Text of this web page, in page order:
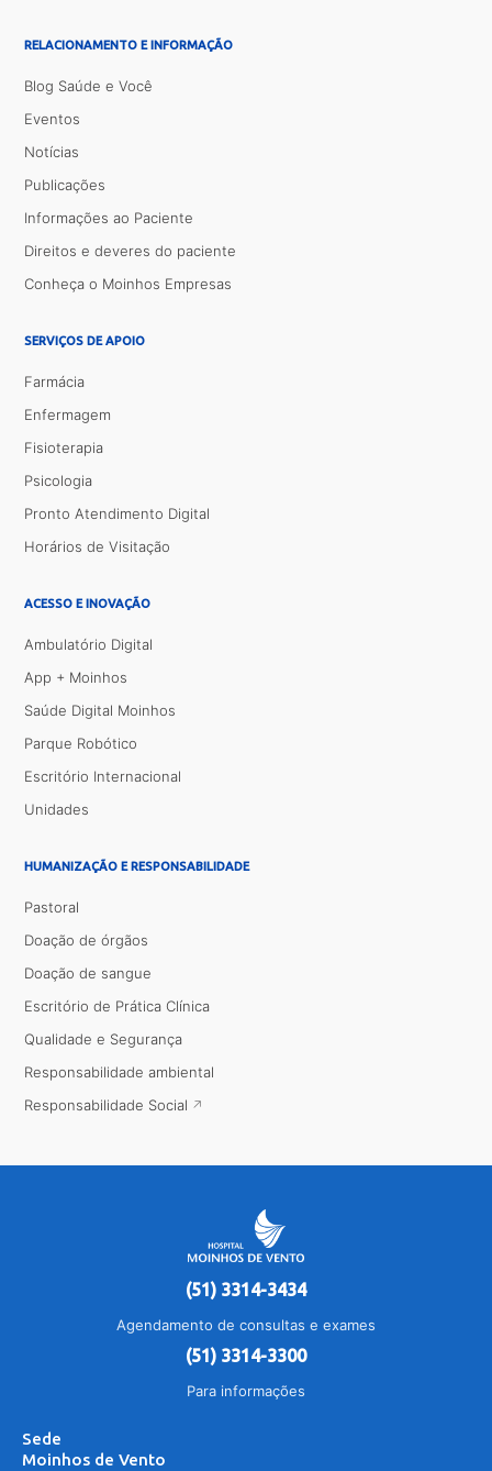
RELACIONAMENTO E INFORMAÇÃO
Blog Saúde e Você
Eventos
Notícias
Publicações
Informações ao Paciente
Direitos e deveres do paciente
Conheça o Moinhos Empresas
SERVIÇOS DE APOIO
Farmácia
Enfermagem
Fisioterapia
Psicologia
Pronto Atendimento Digital
Horários de Visitação
ACESSO E INOVAÇÃO
Ambulatório Digital
App + Moinhos
Saúde Digital Moinhos
Parque Robótico
Escritório Internacional
Unidades
HUMANIZAÇÃO E RESPONSABILIDADE
Pastoral
Doação de órgãos
Doação de sangue
Escritório de Prática Clínica
Qualidade e Segurança
Responsabilidade ambiental
Responsabilidade Social
(51) 3314-3434
Agendamento de consultas e exames
(51) 3314-3300
Para informações
Sede
Moinhos de Vento